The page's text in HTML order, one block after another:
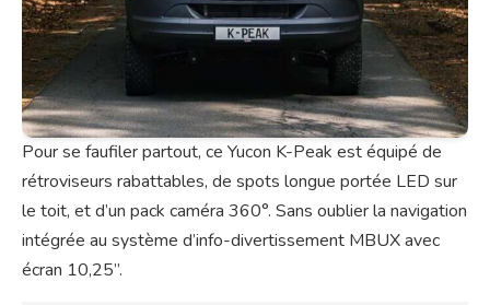
Pour se faufiler partout, ce Yucon K-Peak est équipé de
rétroviseurs rabattables, de spots longue portée LED sur
le toit, et d’un pack caméra 360°. Sans oublier la navigation
intégrée au système d’info-divertissement MBUX avec
écran 10,25’’.